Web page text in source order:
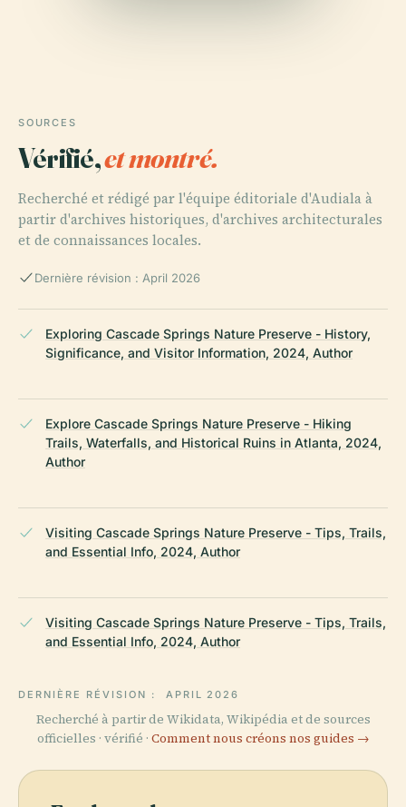
SOURCES
Vérifié,et montré.
Recherché et rédigé par l'équipe éditoriale d'Audiala à
partir d'archives historiques, d'archives architecturales
et de connaissances locales.
Dernière révision : April 2026
Exploring Cascade Springs Nature Preserve - History,
Significance, and Visitor Information, 2024, Author
Explore Cascade Springs Nature Preserve - Hiking
Trails, Waterfalls, and Historical Ruins in Atlanta, 2024,
Author
Visiting Cascade Springs Nature Preserve - Tips, Trails,
and Essential Info, 2024, Author
Visiting Cascade Springs Nature Preserve - Tips, Trails,
and Essential Info, 2024, Author
DERNIÈRE RÉVISION : APRIL 2026
Recherché à partir de Wikidata, Wikipédia et de sources
officielles · vérifié · Comment nous créons nos guides →